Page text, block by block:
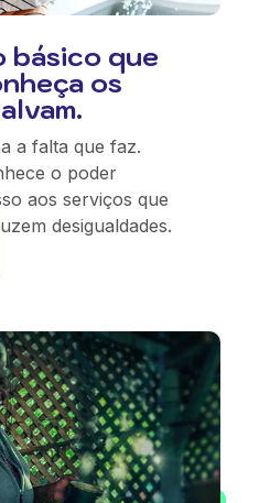
básico que
os
a falta que faz.
o poder
aos serviços que
desigualdades.